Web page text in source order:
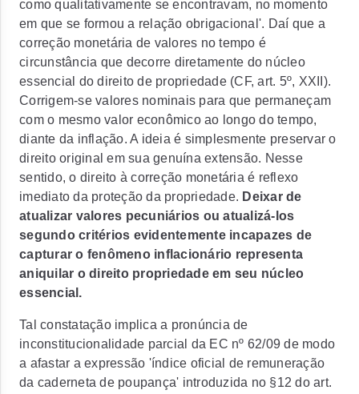
como qualitativamente se encontravam, no momento
em que se formou a relação obrigacional'. Daí que a
correção monetária de valores no tempo é
circunstância que decorre diretamente do núcleo
essencial do direito de propriedade (CF, art. 5º, XXII).
Corrigem-se valores nominais para que permaneçam
com o mesmo valor econômico ao longo do tempo,
diante da inflação. A ideia é simplesmente preservar o
direito original em sua genuína extensão. Nesse
sentido, o direito à correção monetária é reflexo
imediato da proteção da propriedade. Deixar de
atualizar valores pecuniários ou atualizá-los
segundo critérios evidentemente incapazes de
capturar o fenômeno inflacionário representa
aniquilar o direito propriedade em seu núcleo
essencial .
Tal constatação implica a pronúncia de
inconstitucionalidade parcial da EC nº 62/09 de modo
a afastar a expressão 'índice oficial de remuneração
da caderneta de poupança' introduzida no §12 do art.